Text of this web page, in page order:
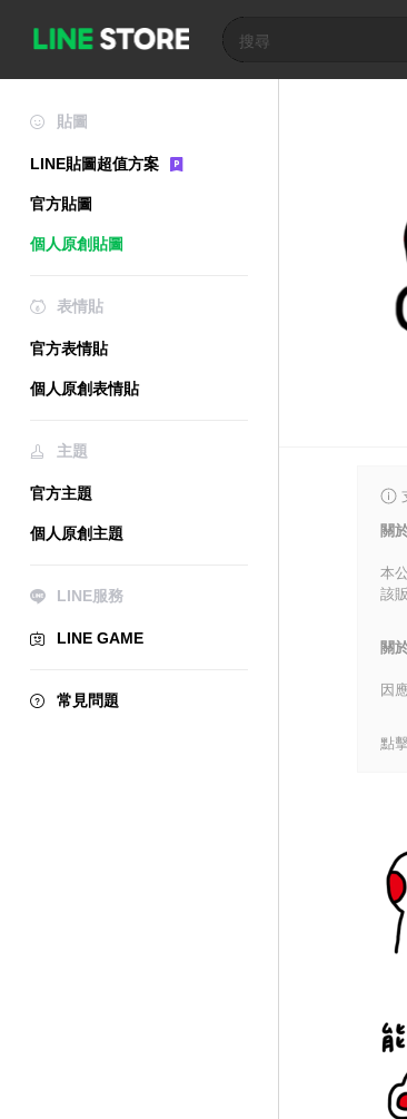
貼圖
LINE貼圖超值方案
官方貼圖
個人原創貼圖
表情貼
官方表情貼
個人原創表情貼
主題
官方主題
個人原創主題
LINE服務
LINE GAME
常見問題
關
本
該
關
因
點